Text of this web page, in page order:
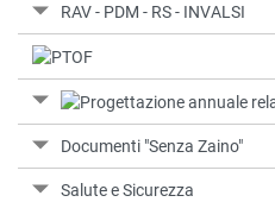
RAV - PDM - RS - INVALSI
Documenti "Senza Zaino"
Salute e Sicurezza